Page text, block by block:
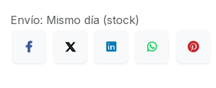
Envío: Mismo día (stock)